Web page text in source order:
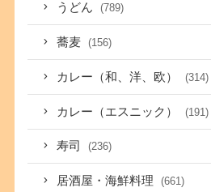
うどん (789)
蕎麦 (156)
カレー（和、洋、欧） (314)
カレー（エスニック） (191)
寿司 (236)
居酒屋・海鮮料理 (661)